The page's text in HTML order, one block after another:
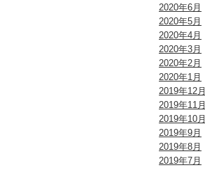
2020年6月
2020年5月
2020年4月
2020年3月
2020年2月
2020年1月
2019年12月
2019年11月
2019年10月
2019年9月
2019年8月
2019年7月